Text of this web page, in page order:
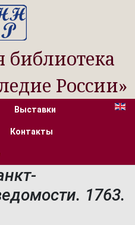
библиотека
России»
Выставки
Контакты
1763.